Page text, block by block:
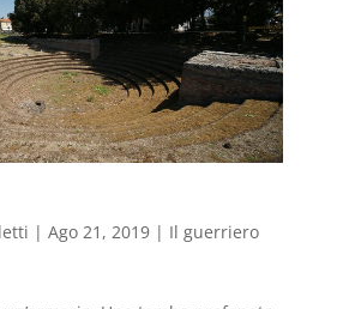
| Ago 21, 2019| Il guerriero